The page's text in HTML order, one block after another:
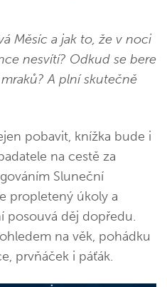
Měsíc a jak to, že v noci
nesvítí? Odkud se bere
A plní skutečně
pobavit, knížka bude i
na cestě za
Sluneční
propletený úkoly a
posouvá děj dopředu.
na věk, pohádku
prvňáček i páťák.